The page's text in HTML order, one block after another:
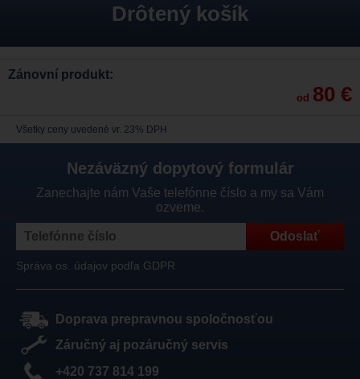
Drôtený košík
Zánovní produkt:
od 80 €
Všetky ceny uvedené vr. 23% DPH
Nezáväzný dopytový formulár
Zanechajte nám Vaše telefónne číslo a my sa Vám
ozveme.
Správa os. údajov podľa GDPR
Doprava prepravnou spoločnosťou
Záručný aj pozáručný servis
+420 737 814 199